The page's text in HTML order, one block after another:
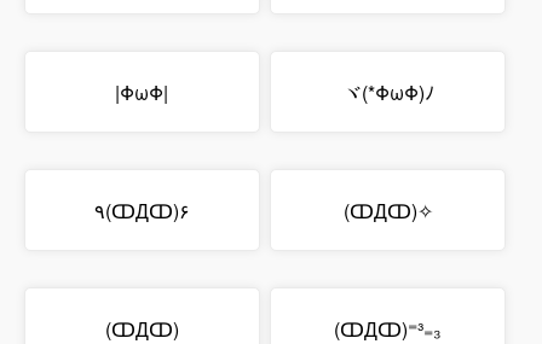
|ΦωΦ| ヾ(*ΦωΦ)ﾉ
٩(ↀДↀ)۶ (ↀДↀ)✧
(ↀДↀ) (ↀДↀ)⁼³₌₃